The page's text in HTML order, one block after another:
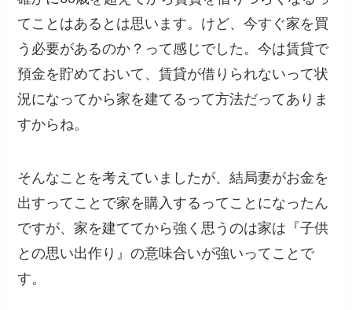
てことはあるとは思います。けど、今すぐ家を買
う必要があるのか？って感じでした。今は賃貸で
預金を貯めておいて、賃貸が借りられないって状
況になってから家を建てるって方法だってありま
すからね。
そんなことを考えていましたが、結局妻がお金を
出すってことで家を購入するってことになったん
ですが、家を建ててから強く思うのは家は『子供
との思い出作り』の意味合いが強いってことで
す。